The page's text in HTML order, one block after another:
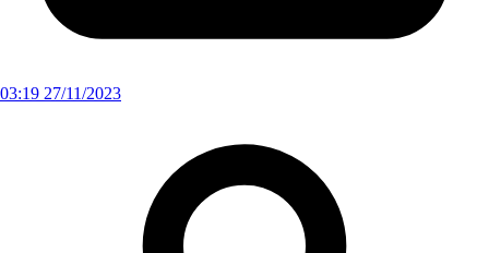
03:19 27/11/2023